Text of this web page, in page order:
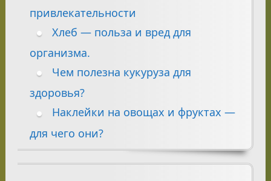
привлекательности
Хлеб — польза и вред для
организма.
Чем полезна кукуруза для
здоровья?
Наклейки на овощах и фруктах —
для чего они?